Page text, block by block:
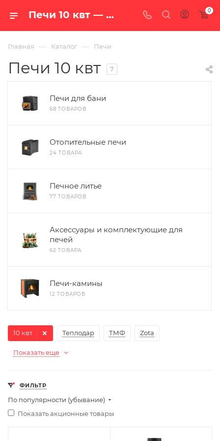
Печи 10 квт — купить в Екатеринбурге, цены в интернет-магазине «100 печей.ру» 0
Главная — Каталог — Печи
Печи 10 квт 7
Печи для бани
68 ТОВАРОВ
Отопительные печи
24 ТОВАРА
Печное литье
77 ТОВАРОВ
Аксессуары и комплектующие для
печей
62 ТОВАРА
Печи-камины
12 ТОВАРОВ
Теплодар ТМФ Zota
10 квт
Показать еще
ФИЛЬТР
По популярности (убывание)
Показать акционные товары